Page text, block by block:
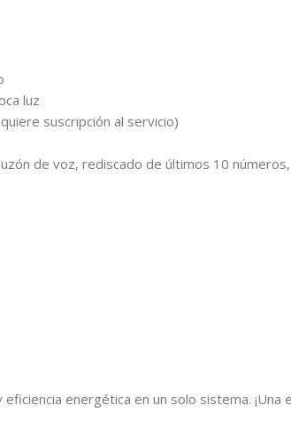
luz
suscripción al servicio)
de voz, rediscado de últimos 10
energética en un solo sistema.